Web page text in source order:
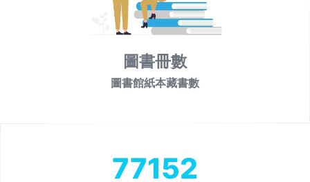
圖書冊數
圖書館紙本藏書數
77152